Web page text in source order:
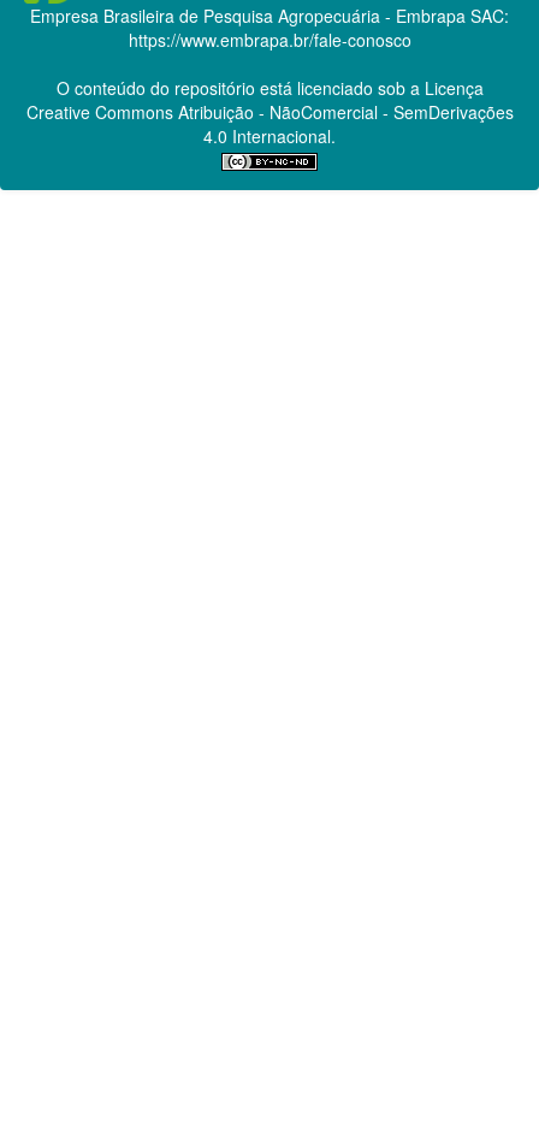
Empresa Brasileira de Pesquisa Agropecuária - Embrapa SAC:
https://www.embrapa.br/fale-conosco
O conteúdo do repositório está licenciado sob a Licença
Creative CommonsAtribuição - NãoComercial - SemDerivações
4.0 Internacional.